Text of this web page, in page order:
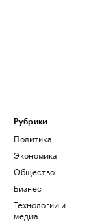
Рубрики
Политика
Экономика
Общество
Бизнес
Технологии и
медиа